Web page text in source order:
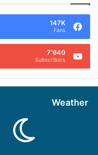
147K
Fans
7٬640
Subscribers
Weather